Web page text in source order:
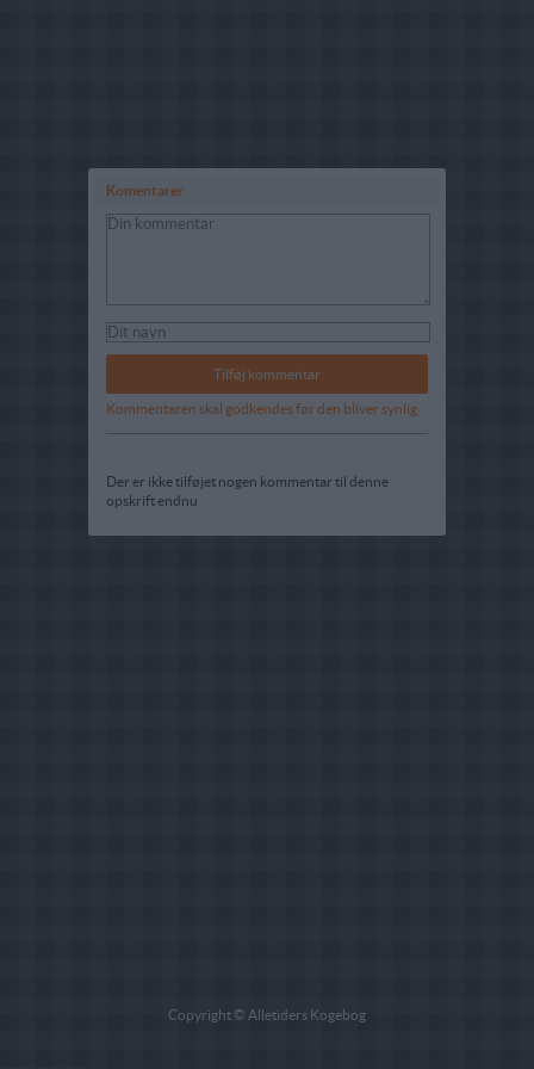
Komentarer
Kommentaren skal godkendes før den bliver synlig
Der er ikke tilføjet nogen kommentar til denne
opskrift endnu
Copyright © Alletiders Kogebog